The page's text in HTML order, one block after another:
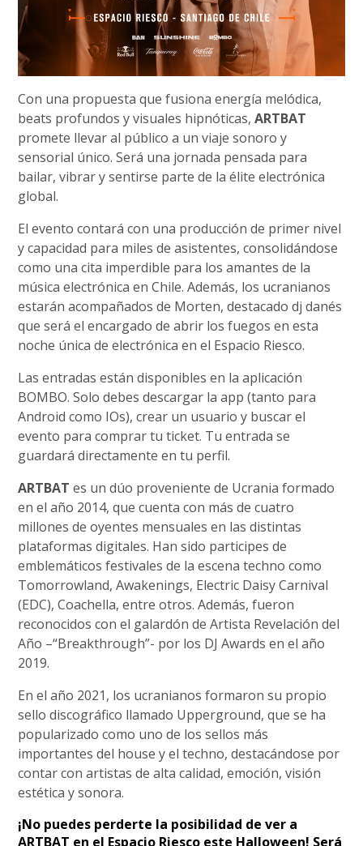
Con una propuesta que fusiona energía melódica,
beats profundos y visuales hipnóticas,ARTBAT
promete llevar al público a un viaje sonoro y
sensorial único. Será una jornada pensada para
bailar, vibrar y sentirse parte de la élite electrónica
global.
El evento contará con una producción de primer nivel
y capacidad para miles de asistentes, consolidándose
como una cita imperdible para los amantes de la
música electrónica en Chile. Además, los ucranianos
estarán acompañados de Morten, destacado dj danés
que será el encargado de abrir los fuegos en esta
noche única de electrónica en el Espacio Riesco.
Las entradas están disponibles en la aplicación
BOMBO. Solo debes descargar la app (tanto para
Android como IOs), crear un usuario y buscar el
evento para comprar tu ticket. Tu entrada se
guardará directamente en tu perfil.
ARTBAT es un dúo proveniente de Ucrania formado
en el año 2014, que cuenta con más de cuatro
millones de oyentes mensuales en las distintas
plataformas digitales. Han sido participes de
emblemáticos festivales de la escena techno como
Tomorrowland, Awakenings, Electric Daisy Carnival
(EDC), Coachella, entre otros. Además, fueron
reconocidos con el galardón de Artista Revelación del
Año –“Breakthrough”- por los DJ Awards en el año
2019.
En el año 2021, los ucranianos formaron su propio
sello discográfico llamado Upperground, que se ha
popularizado como uno de los sellos más
importantes del house y el techno, destacándose por
contar con artistas de alta calidad, emoción, visión
estética y sonora.
¡No puedes perderte la posibilidad de ver a
ARTBAT en el Espacio Riesco este Halloween! Será